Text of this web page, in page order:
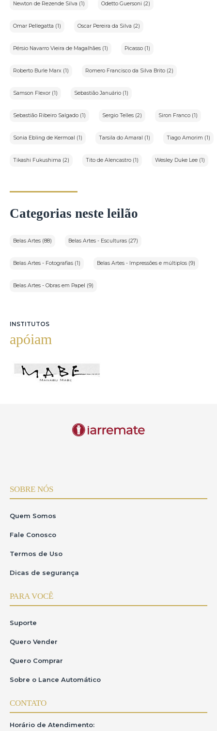
Newton de Rezende Silva (1) Odetto Guersoni (2)
Omar Pellegatta (1) Oscar Pereira da Silva (2)
Pérsio Navarro Vieira de Magalhães (1) Picasso (1)
Roberto Burle Marx (1) Romero Francisco da Silva Brito (2)
Samson Flexor (1) Sebastião Januário (1)
Sebastião Ribeiro Salgado (1) Sergio Telles (2) Siron Franco (1)
Sonia Ebling de Kermoal (1) Tarsila do Amaral (1) Tiago Amorim (1)
Tikashi Fukushima (2) Tito de Alencastro (1) Wesley Duke Lee (1)
Categorias neste leilão
Belas Artes (88) Belas Artes - Esculturas (27)
Belas Artes - Fotografias (1) Belas Artes - Impressões e múltiplos (9)
Belas Artes - Obras em Papel (9)
INSTITUTOS
apóiam
SOBRE NÓS
Quem Somos
Fale Conosco
Termos de Uso
Dicas de segurança
PARA VOCÊ
Suporte
Quero Vender
Quero Comprar
Sobre o Lance Automático
CONTATO
Horário de Atendimento: